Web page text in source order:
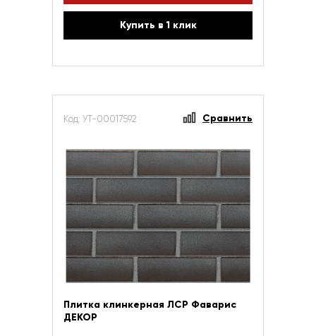
Купить в 1 клик
Код: УТ-00017592 Сравнить
Плитка клинкерная ЛСР Фаварис
ДЕКОР